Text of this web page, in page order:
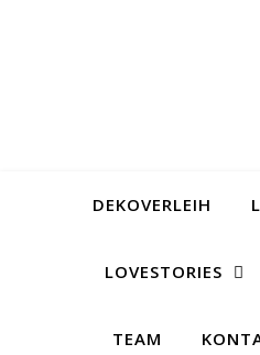
DEKOVERLEIH
LOVESTORIES
TEAM